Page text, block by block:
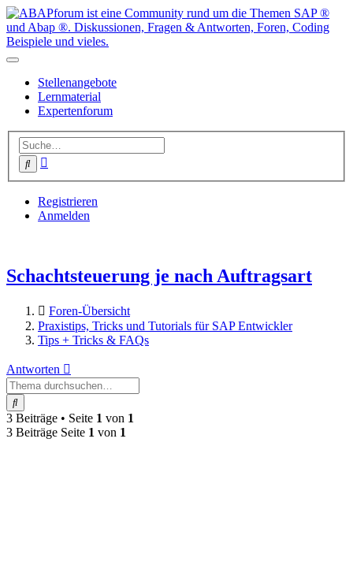
Stellenangebote
Lernmaterial
Expertenforum
Suche
Registrieren
Anmelden
Schachtsteuerung je nach Auftragsart
Foren-Übersicht
Praxistips, Tricks und Tutorials für SAP Entwickler
Tips + Tricks & FAQs
Antworten
Suche
3 Beiträge • Seite 1 von 1
3 Beiträge Seite 1 von 1